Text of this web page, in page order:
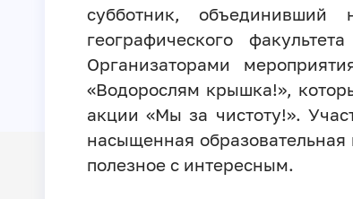
субботник, объединивший
географического
Организаторами
«Водорослям крышка!»,
акции «Мы за чистоту!».
насыщенная
полезное с интересным.